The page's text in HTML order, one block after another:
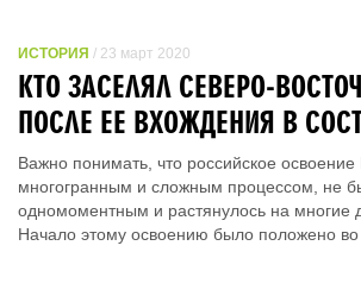
ИСТОРИЯ / 23 март 2020
КТО ЗАСЕЛЯЛ СЕВЕРО-
ПОСЛЕ ЕЕ ВХОЖДЕНИЯ В
Важно понимать, что российское
многогранным и сложным процессом, не
одномоментным и растянулось на многие
Начало этому освоению было положено во